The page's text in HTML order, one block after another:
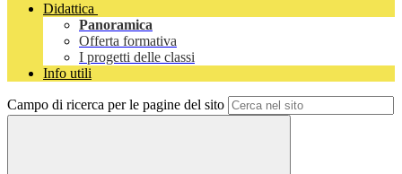
Didattica
Panoramica
Offerta formativa
I progetti delle classi
Info utili
Campo di ricerca per le pagine del sito